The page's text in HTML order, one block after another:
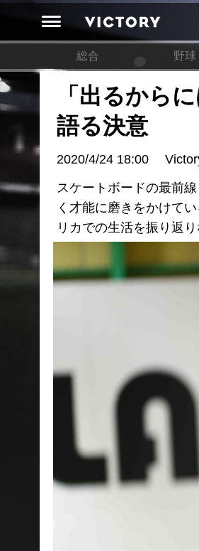
総合 野球
「出るから
語る決意
2020/4/24 18:00
スケートボードの最前
く才能に磨きをかけて
リカでの生活を振り返